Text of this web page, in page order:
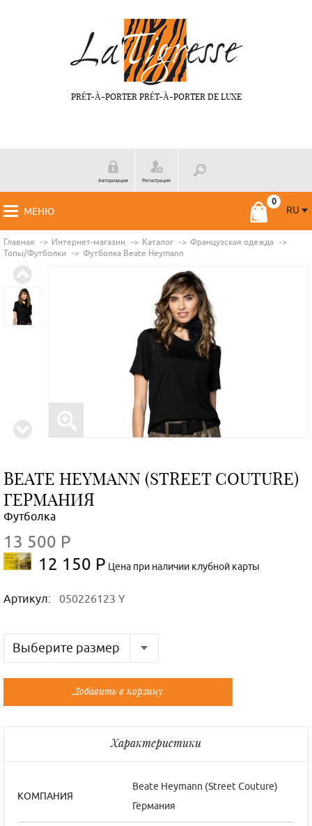
PRÉT-À-PORTER PRÉT-À-PORTER DE LUXE
Авторизация Регистрация
МЕНЮ
RU
Главная Интернет-магазин Каталог
Французская одежда
Топы/Футболки
Футболка Beate Нeymann
BEATE НEYMANN (STREET COUTURE)
ГЕРМАНИЯ
Футболка
13 500 Р
12 150 Р Цена при наличии клубной карты
Артикул: 050226123 Y
Выберите размер
Русский
Французский
40-42
36/0
44
38/1
42/3
Добавить в корзину
Характеристики
КОМПАНИЯ
Beate Нeymann (Street Couture)
Германия